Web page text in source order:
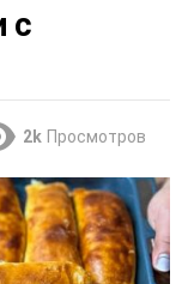
с
2k Просмотров